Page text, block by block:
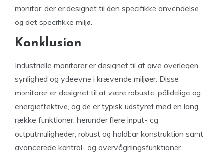
monitor, der er designet til den specifikke anvendelse
og det specifikke miljø.
Konklusion
Industrielle monitorer er designet til at give overlegen
synlighed og ydeevne i krævende miljøer. Disse
monitorer er designet til at være robuste, pålidelige og
energieffektive, og de er typisk udstyret med en lang
række funktioner, herunder flere input- og
outputmuligheder, robust og holdbar konstruktion samt
avancerede kontrol- og overvågningsfunktioner.